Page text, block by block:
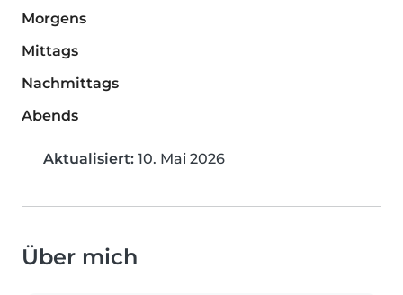
Morgens
Mittags
Nachmittags
Abends
Aktualisiert: 10. Mai 2026
Über mich